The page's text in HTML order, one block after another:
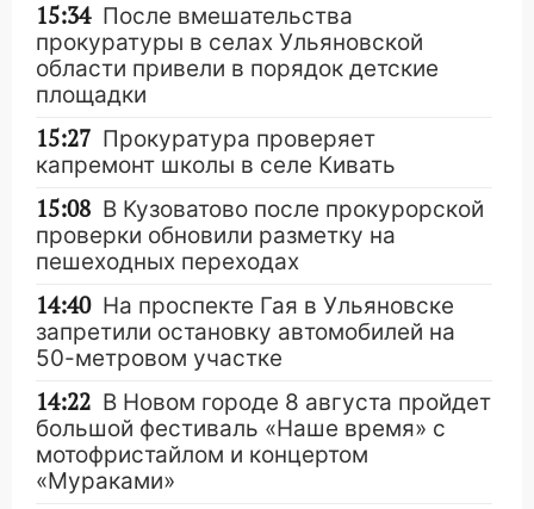
15:34 После вмешательства
прокуратуры в селах Ульяновской
области привели в порядок детские
площадки
15:27 Прокуратура проверяет
капремонт школы в селе Кивать
15:08 В Кузоватово после прокурорской
проверки обновили разметку на
пешеходных переходах
14:40 На проспекте Гая в Ульяновске
запретили остановку автомобилей на
50-метровом участке
14:22 В Новом городе 8 августа пройдет
большой фестиваль «Наше время» с
мотофристайлом и концертом
«Мураками»